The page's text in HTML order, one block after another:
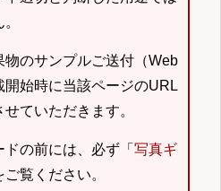
のサンプルご送付（Web
開始時に当該ページのURL
ていただきます。
の前には、必ず「 写真ギ
ご覧ください。